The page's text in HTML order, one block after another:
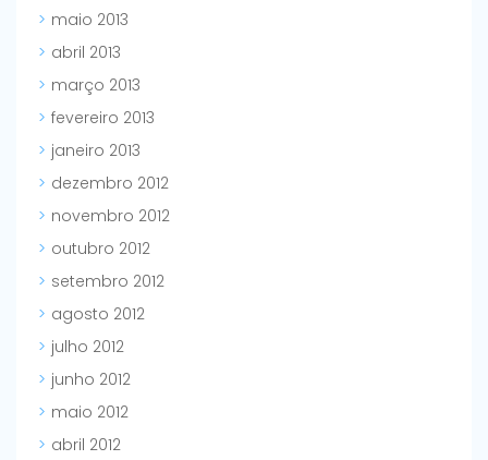
maio 2013
abril 2013
março 2013
fevereiro 2013
janeiro 2013
dezembro 2012
novembro 2012
outubro 2012
setembro 2012
agosto 2012
julho 2012
junho 2012
maio 2012
abril 2012